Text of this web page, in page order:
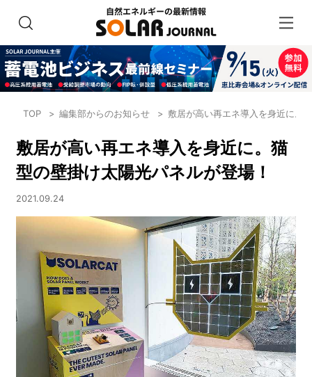
TOP 編集部からのお知らせ 敷居が高い再エネ導入を身近に。
敷居が高い再エネ導入を身近に。猫
型の壁掛け太陽光パネルが登場！
2021.09.24